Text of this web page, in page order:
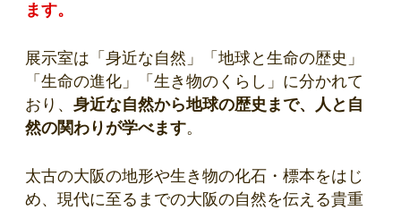
ます。
展示室は「身近な自然」「地球と生命の歴史」
「生命の進化」「生き物のくらし」に分かれて
おり、 身近な自然から地球の歴史まで、人と自
然の関わりが学べます。
太古の大阪の地形や生き物の化石・標本をはじ
め、現代に至るまでの大阪の自然を伝える貴重